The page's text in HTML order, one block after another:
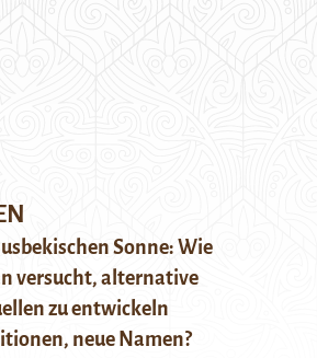
Sonne: Wie
versucht, alternative
zu entwickeln
neue Namen?